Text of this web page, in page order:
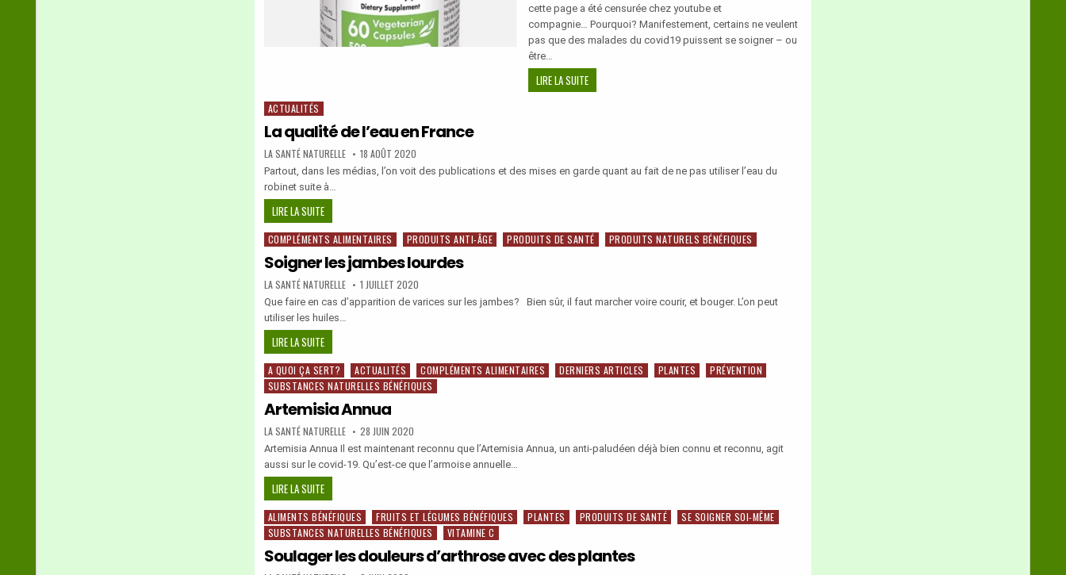
cette page a été censurée chez youtube et
compagnie… Pourquoi? Manifestement, certains ne veulent
pas que des malades du covid19 puissent se soigner – ou
être…
LIRE LA SUITELA
LACTOFERRINE,
COVID19
Posted
in
ACTUALITÉS
La qualité de l’eau en France
AUTHOR:
LA SANTÉ NATURELLE PUBLISHED
DATE:
18 AOÛT 2020
Partout, dans les médias, l’on voit des publications et des mises en garde quant au fait de ne pas utiliser l’eau du
robinet suite à…
LIRE LA SUITELA
QUALITÉ
DE
L’EAU
FRANCE
Posted
in
COMPLÉMENTS ALIMENTAIRES PRODUITS ANTI-ÂGE PRODUITS DE SANTÉ PRODUITS NATURELS BÉNÉFIQUES
Soigner les jambes lourdes
AUTHOR:
LA SANTÉ NATURELLE PUBLISHED
DATE:
1 JUILLET 2020
Que faire en cas d’apparition de varices sur les jambes? Bien sûr, il faut marcher voire courir, et bouger. L’on peut
utiliser les huiles…
LIRE LA SUITESOIGNER
LES
JAMBES
LOURDES
Posted
in
A QUOI ÇA SERT? ACTUALITÉS COMPLÉMENTS ALIMENTAIRES DERNIERS ARTICLES PLANTES
PRÉVENTION
SUBSTANCES NATURELLES BÉNÉFIQUES
Artemisia Annua
AUTHOR:
LA SANTÉ NATURELLE PUBLISHED
DATE:
28 JUIN 2020
Artemisia Annua Il est maintenant reconnu que l’Artemisia Annua, un anti-paludéen déjà bien connu et reconnu, agit
aussi sur le covid-19. Qu’est-ce que l’armoise annuelle…
LIRE LA SUITEARTEMISIA
ANNUA
Posted
in
ALIMENTS BÉNÉFIQUES FRUITS ET LÉGUMES BÉNÉFIQUES PLANTES PRODUITS DE SANTÉ
SE SOIGNER SOI-MÊME
SUBSTANCES NATURELLES BÉNÉFIQUES
VITAMINE C
Soulager les douleurs d’arthrose avec des plantes